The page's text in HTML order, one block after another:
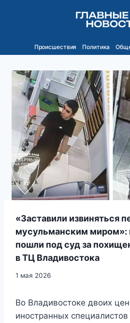
Происшествия Политика
«Заставили извиняться
мусульманским миром»:
пошли под суд за
в ТЦ Владивостока
1 мая 2026
Во Владивостоке двоих
иностранных специалистов